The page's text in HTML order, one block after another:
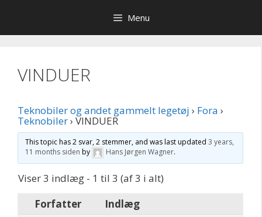
indhold
Menu
VINDUER
Teknobiler og andet gammelt legetøj › Fora ›
Teknobiler› VINDUER
This topic has 2 svar, 2 stemmer, and was last updated3 years,
11 months siden by Hans Jørgen Wagner.
Viser 3 indlæg - 1 til 3 (af 3 i alt)
Forfatter
Indlæg